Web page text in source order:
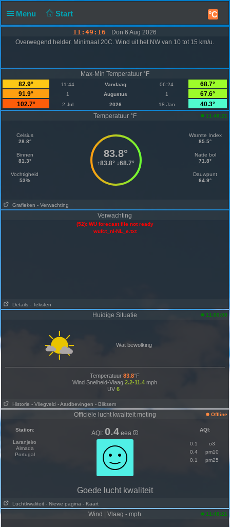
Menu Start °C
11:49:16
Don 6 Aug 2026
Overwegend helder. Minimaal 20C. Wind uit het NW van 10 tot 15 km/u.
Max-Min Temperatuur °F
82.9°
11:44 Vandaag 06:24
68.7°
91.9°
1 Augustus 1
67.6°
102.7°
2 Jul 2026 18 Jan
40.3°
Temperatuur °F
11:48:21
Celsius
28.8°
Binnen
81.3°
Vochtigheid
53%
83.8°
↑83.8° ↓68.7°
Warmte Index
85.5°
Natte bol
71.8°
Dauwpunt
64.9°
Grafieken - Verwachting
Verwachting
(52): WU forecast file not ready
wufct_nl-NL_e.txt
Details - Teksten
Huidige Situatie 11:00:00
Wat bewolking
Temperatuur83.8°F
Wind Snelheid-Vlaag 2.2-11.4 mph
UV 6
Historie - Vliegveld - Aardbevingen - Bliksem
Officiële lucht kwaliteit meting Offline
Station:
Laranjeiro
Almada
Portugal
AQI: 0.4 eea AQI:
0.1
o3
0.4
pm10
0.1
pm25
Goede lucht kwaliteit
Luchtkwaliteit - Niewe pagina - Kaart
Wind | Vlaag - mph 11:48:21